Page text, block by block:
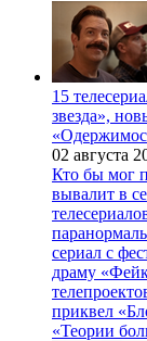
15
звезда»,
02 августа
Кто бы мог
вывалит в
сериал с
драму
приквел
«Теории